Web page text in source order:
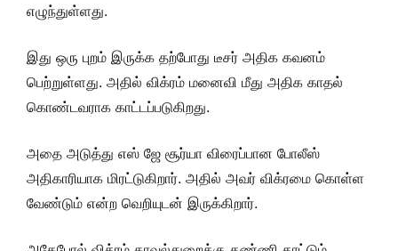
எழுந்துள்ளது.
இது ஒரு புறம் இருக்க தற்போது டீசர் அதிக கவனம்
பெற்றுள்ளது. அதில் விக்ரம் மனைவி மீது அதிக காதல்
கொண்டவராக காட்டப்படுகிறது.
அதை அடுத்து எஸ் ஜே சூர்யா விரைப்பான போலீஸ்
அதிகாரியாக மிரட்டுகிறார். அதில் அவர் விக்ரமை கொள்ள
வேண்டும் என்ற வெறியுடன் இருக்கிறார்.